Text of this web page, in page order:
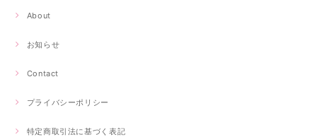
About
お知らせ
Contact
プライバシーポリシー
特定商取引法に基づく表記